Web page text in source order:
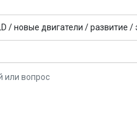
/новые двигатели /развитие /